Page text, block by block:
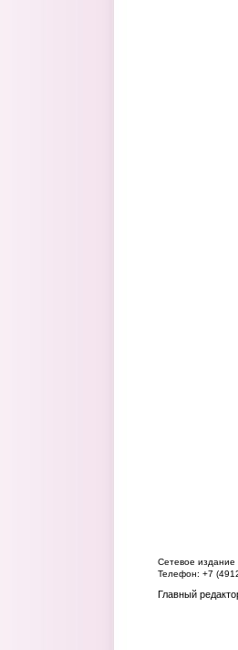
Сетевое издание
Телефон: +7
Главный